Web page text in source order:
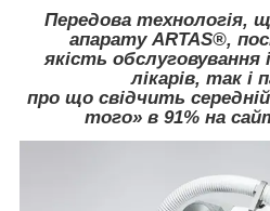
Передова технологія,
апарату ARTAS®,
якість обслуговування
лікарів, так і
про що свідчить
того» в 91% на